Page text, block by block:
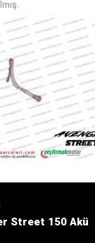
Street 150 Akü